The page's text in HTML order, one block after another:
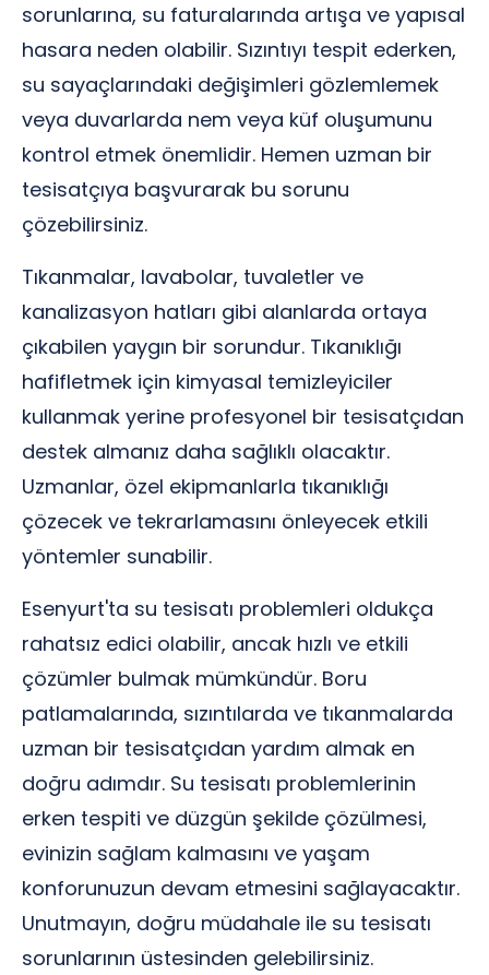
sorunlarına, su faturalarında artışa ve yapısal
hasara neden olabilir. Sızıntıyı tespit ederken,
su sayaçlarındaki değişimleri gözlemlemek
veya duvarlarda nem veya küf oluşumunu
kontrol etmek önemlidir. Hemen uzman bir
tesisatçıya başvurarak bu sorunu
çözebilirsiniz.
Tıkanmalar, lavabolar, tuvaletler ve
kanalizasyon hatları gibi alanlarda ortaya
çıkabilen yaygın bir sorundur. Tıkanıklığı
hafifletmek için kimyasal temizleyiciler
kullanmak yerine profesyonel bir tesisatçıdan
destek almanız daha sağlıklı olacaktır.
Uzmanlar, özel ekipmanlarla tıkanıklığı
çözecek ve tekrarlamasını önleyecek etkili
yöntemler sunabilir.
Esenyurt'ta su tesisatı problemleri oldukça
rahatsız edici olabilir, ancak hızlı ve etkili
çözümler bulmak mümkündür. Boru
patlamalarında, sızıntılarda ve tıkanmalarda
uzman bir tesisatçıdan yardım almak en
doğru adımdır. Su tesisatı problemlerinin
erken tespiti ve düzgün şekilde çözülmesi,
evinizin sağlam kalmasını ve yaşam
konforunuzun devam etmesini sağlayacaktır.
Unutmayın, doğru müdahale ile su tesisatı
sorunlarının üstesinden gelebilirsiniz.